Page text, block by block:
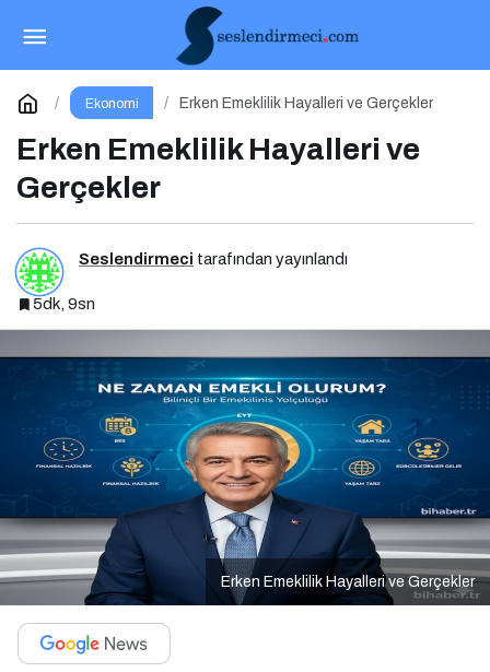
Ekonomi Erken Emeklilik Hayalleri ve Gerçekler
Erken Emeklilik Hayalleri ve
Gerçekler
Seslendirmeci tarafından yayınlandı
5dk, 9sn
Erken Emeklilik Hayalleri ve Gerçekler
Web3 Trendleri ve İş Dünyası İçin Yeni Fırsatlar
Yorum Yap